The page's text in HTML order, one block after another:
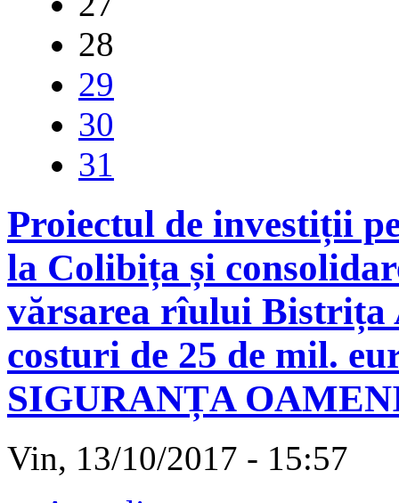
28
29
30
31
Proiectul de investiții
la Colibița și
vărsarea rîului Bistrița
costuri de 25 de mil.
SIGURANȚA
Vin, 13/10/2017 - 15:57